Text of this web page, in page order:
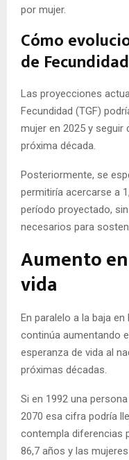
por mujer.
Cómo
de Fecundidad
Las proyecciones
Fecundidad (TGF)
mujer en 2025 y seguir
próxima década.
Posteriormente, se
permitiría acercarse a
período proyectado,
necesarios para
Aumento
vida
En paralelo a la baja
continúa aumentando
esperanza de vida al
próximas décadas.
Si en 1992 una
2070 esa cifra podría
contempla diferencias
86,7 años y las mujeres